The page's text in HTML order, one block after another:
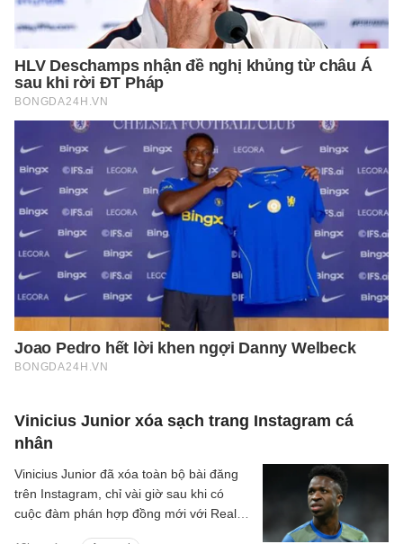
Vinicius Junior xóa sạch trang Instagram cá
nhân
Vinicius Junior đã xóa toàn bộ bài đăng
trên Instagram, chỉ vài giờ sau khi có
cuộc đàm phán hợp đồng mới với Real